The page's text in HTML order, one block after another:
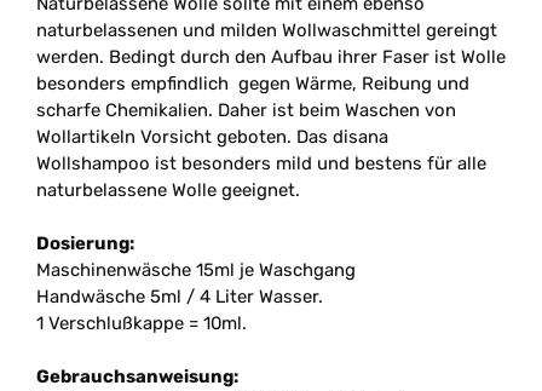
naturbelassenen und milden Wollwaschmittel gereingt
werden. Bedingt durch den Aufbau ihrer Faser ist Wolle
besonders empfindlich gegen Wärme, Reibung und
scharfe Chemikalien. Daher ist beim Waschen von
Wollartikeln Vorsicht geboten. Das disana
Wollshampoo ist besonders mild und bestens für alle
naturbelassene Wolle geeignet.
Dosierung:
Maschinenwäsche 15ml je Waschgang
Handwäsche 5ml / 4 Liter Wasser.
1 Verschlußkappe = 10ml.
Gebrauchsanweisung: